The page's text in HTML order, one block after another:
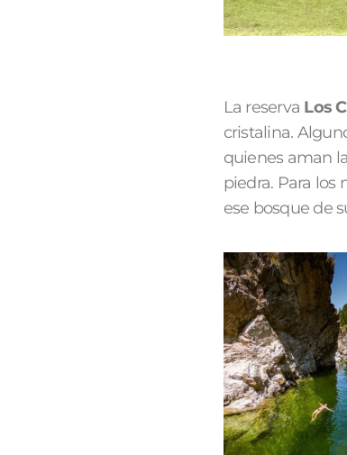
La reserva Los
cristalina.
quienes aman
piedra. Para los
ese bosque de